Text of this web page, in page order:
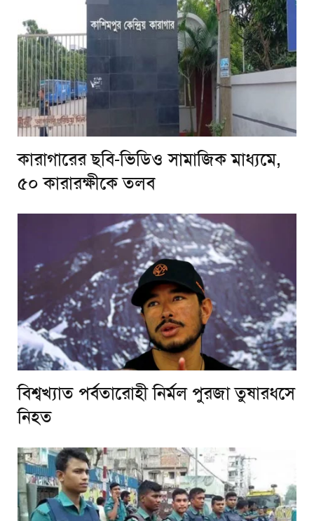
কারাগারের ছবি-ভিডিও সামাজিক মাধ্যমে,
৫০ কারারক্ষীকে তলব
বিশ্বখ্যাত পর্বতারোহী নির্মল পুরজা তুষারধসে
নিহত